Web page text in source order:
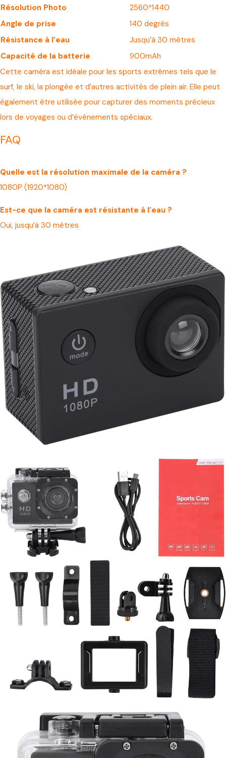
Résolution Photo
2560*1440
Angle de prise
140 degrés
Résistance à l’eau
Jusqu’à 30 mètres
Capacité de la batterie
900mAh
Cette caméra est idéale pour les sports extrêmes tels que le
surf, le ski, la plongée et d’autres activités de plein air. Elle peut
également être utilisée pour capturer des moments précieux
lors de voyages ou d’événements spéciaux.
FAQ
Quelle est la résolution maximale de la caméra ?
1080P (1920*1080)
Est-ce que la caméra est résistante à l’eau ?
Oui, jusqu’à 30 mètres